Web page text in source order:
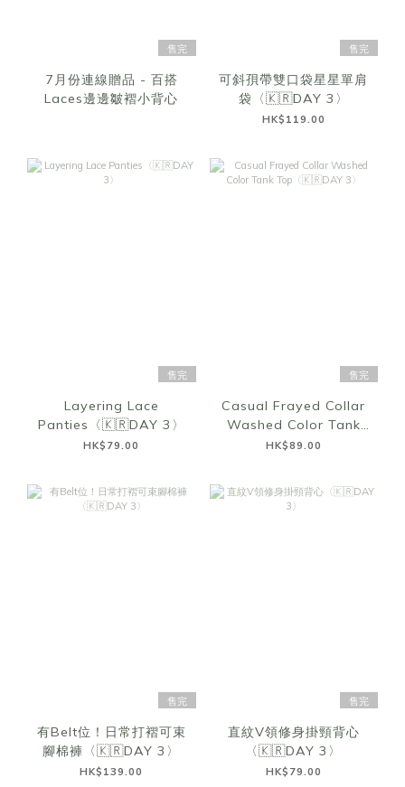
售完
7月份連線贈品 - 百搭
Laces邊邊皺褶小背心
售完
可斜孭帶雙口袋星星單肩
袋〈🇰🇷DAY 3〉
HK$119.00
售完
Layering Lace
Panties〈🇰🇷DAY 3〉
HK$79.00
售完
Casual Frayed Collar
Washed Color Tank
Top〈🇰🇷DAY 3〉
HK$89.00
售完
有Belt位！日常打褶可束
腳棉褲〈🇰🇷DAY 3〉
HK$139.00
售完
直紋V領修身掛頸背心
〈🇰🇷DAY 3〉
HK$79.00